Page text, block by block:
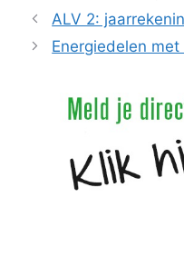
ALV 2:
Energiedelen